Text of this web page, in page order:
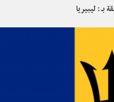
بـ : ليبيريا